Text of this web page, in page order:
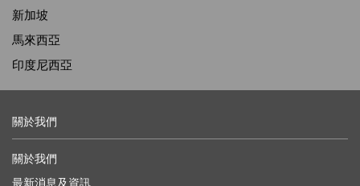
新加坡
馬來西亞
印度尼西亞
關於我們
關於我們